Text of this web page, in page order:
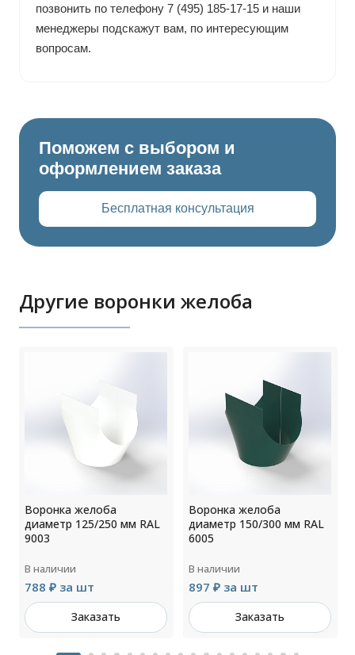
позвонить по телефону 7 (495) 185-17-15 и наши
менеджеры подскажут вам, по интересующим
вопросам.
Поможем с выбором и
оформлением заказа
Бесплатная консультация
Другие воронки желоба
Воронка желоба
диаметр 125/250 мм RAL
9003
В наличии
788 ₽ за шт
Заказать
Воронка желоба
диаметр 150/300 мм RAL
6005
В наличии
897 ₽ за шт
Заказать